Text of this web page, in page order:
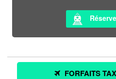
FORFAITS